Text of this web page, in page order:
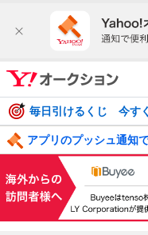
毎日引けるくじ 今す
アプリのプッシュ通知